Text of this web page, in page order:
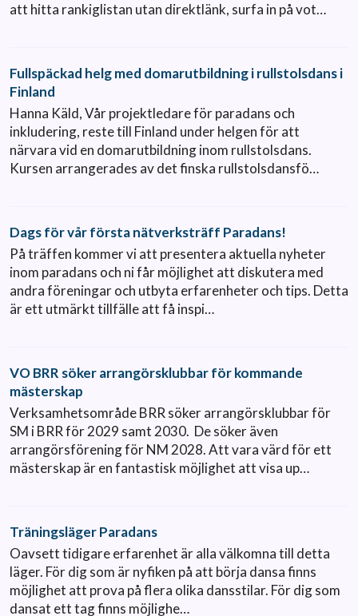
att hitta rankiglistan utan direktlänk, surfa in på vot…
Fullspäckad helg med domarutbildning i rullstolsdans i
Finland
Hanna Käld, Vår projektledare för paradans och
inkludering, reste till Finland under helgen för att
närvara vid en domarutbildning inom rullstolsdans.
Kursen arrangerades av det finska rullstolsdansfö…
Dags för vår första nätverksträff Paradans!
På träffen kommer vi att presentera aktuella nyheter
inom paradans och ni får möjlighet att diskutera med
andra föreningar och utbyta erfarenheter och tips. Detta
är ett utmärkt tillfälle att få inspi…
VO BRR söker arrangörsklubbar för kommande
mästerskap
Verksamhetsområde BRR söker arrangörsklubbar för
SM i BRR för 2029 samt 2030. De söker även
arrangörsförening för NM 2028. Att vara värd för ett
mästerskap är en fantastisk möjlighet att visa up…
Träningsläger Paradans
Oavsett tidigare erfarenhet är alla välkomna till detta
läger. För dig som är nyfiken på att börja dansa finns
möjlighet att prova på flera olika dansstilar. För dig som
dansat ett tag finns möjlighe…